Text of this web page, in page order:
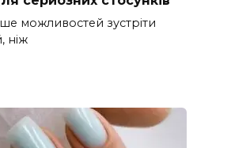
можливостей зустріти
ніж